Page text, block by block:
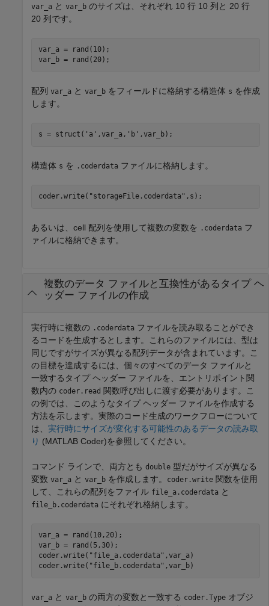
var_a と var_b のサイズは、それぞれ 10 行 10 列と 20 行
20 列です。
var_a = rand(10);
var_b = rand(20);
配列 var_a と var_b をフィールドに格納する構造体 s を作成
します。
s = struct( 'a' ,var_a, 'b' ,var_b);
構造体 s を .coderdata ファイルに格納します。
coder.write( "storageFile.coderdata" ,s);
あるいは、cell 配列を使用して複数の変数を .coderdata フ
ァイルに格納できます。
複数のデータ ファイルと互換性があるタイプ ヘ
ッダー ファイルの作成
実行時に複数の .coderdata ファイルを読み取ることができ
るコードを生成するとします。これらのファイルには、型は
同じですがサイズが異なる配列データが含まれています。こ
の目標を達成するには、個々のすべてのデータ ファイルと
一致するタイプ ヘッダー ファイルを、エントリポイント関
数内の coder.read 関数呼び出しに渡す必要があります。こ
の例では、このようなタイプ ヘッダー ファイルを作成する
方法を示します。実際のコード生成のワークフローについて
は、 実行時にサイズが変化する可能性のあるデータの読み取
り (MATLAB Coder)を参照してください。
コマンド ラインで、両方とも double 型だがサイズが異なる
変数 var_a と var_b を作成します。 coder.write 関数を使用
して、これらの配列をファイル file_a.coderdata と
file_b.coderdata にそれぞれ格納します。
var_a = rand(10,20);
var_b = rand(5,30);
coder.write( "file_a.coderdata" ,var_a)
coder.write( "file_b.coderdata" ,var_b)
var_a と var_b の両方の変数と一致する coder.Type オブジ